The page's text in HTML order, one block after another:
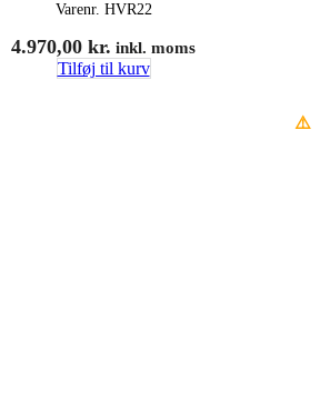
Varenr. HVR22
4.970,00 kr. inkl. moms
Tilføj til kurv
⚠️